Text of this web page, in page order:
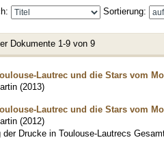
Sortierung:
Dokumente 1-9 von 9
Lautrec und die Stars vom
(2013)
Lautrec und die Stars vom
(2012)
der Drucke in Toulouse-Lautrecs